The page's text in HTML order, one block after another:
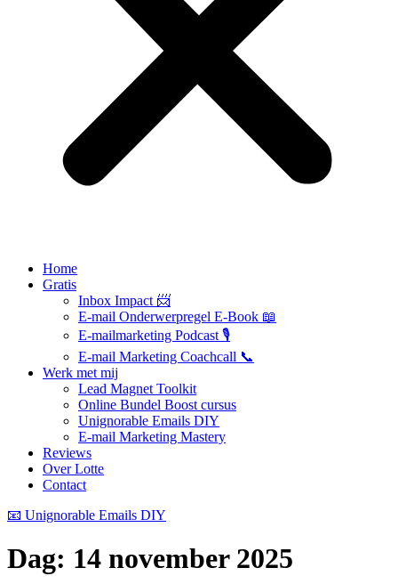
Home
Gratis
Inbox Impact 📨
E-mail Onderwerpregel E-Book 📖
E-mailmarketing Podcast 🎙️
E-mail Marketing Coachcall 📞
Werk met mij
Lead Magnet Toolkit
Online Bundel Boost cursus
Unignorable Emails DIY
E-mail Marketing Mastery
Reviews
Over Lotte
Contact
📧 Unignorable Emails DIY
Dag: 14 november 2025